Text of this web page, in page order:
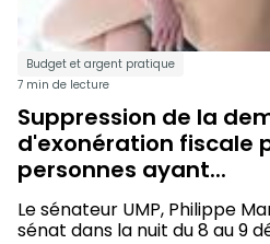
Budget et argent pratique
7 min de lecture
Suppression de la
d'exonération fiscale
personnes ayant...
Le sénateur UMP, Philippe
sénat dans la nuit du 8 au 9